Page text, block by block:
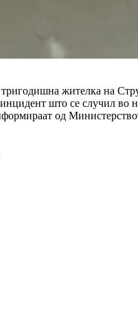
жителка на
што се случил во
од